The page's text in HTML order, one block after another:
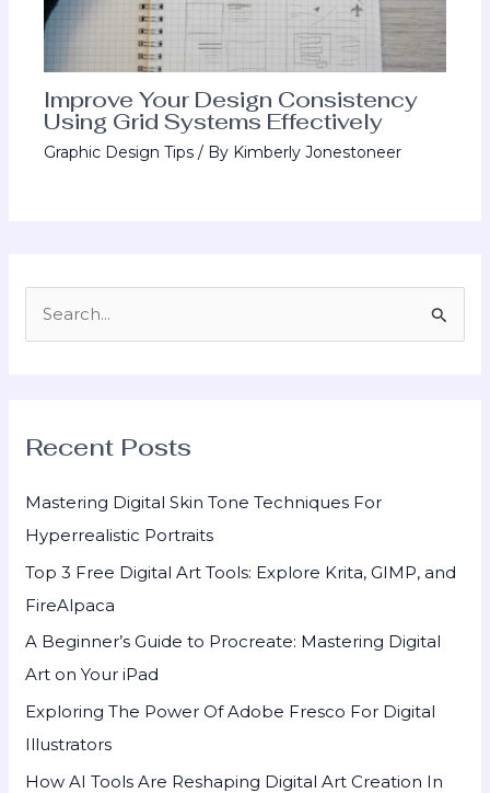
Improve Your Design Consistency
Using Grid Systems Effectively
Graphic Design Tips / By Kimberly Jonestoneer
c
f
o
r
:
Recent Posts
Mastering Digital Skin Tone Techniques For
Hyperrealistic Portraits
Top 3 Free Digital Art Tools: Explore Krita, GIMP, and
FireAlpaca
A Beginner’s Guide to Procreate: Mastering Digital
Art on Your iPad
Exploring The Power Of Adobe Fresco For Digital
Illustrators
How AI Tools Are Reshaping Digital Art Creation In